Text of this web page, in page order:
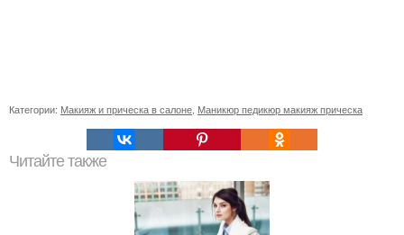
Категории: Макияж и прическа в салоне Маникюр педикюр макияж прическа
Читайте также